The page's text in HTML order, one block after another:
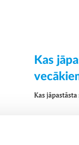
Kas
Kas